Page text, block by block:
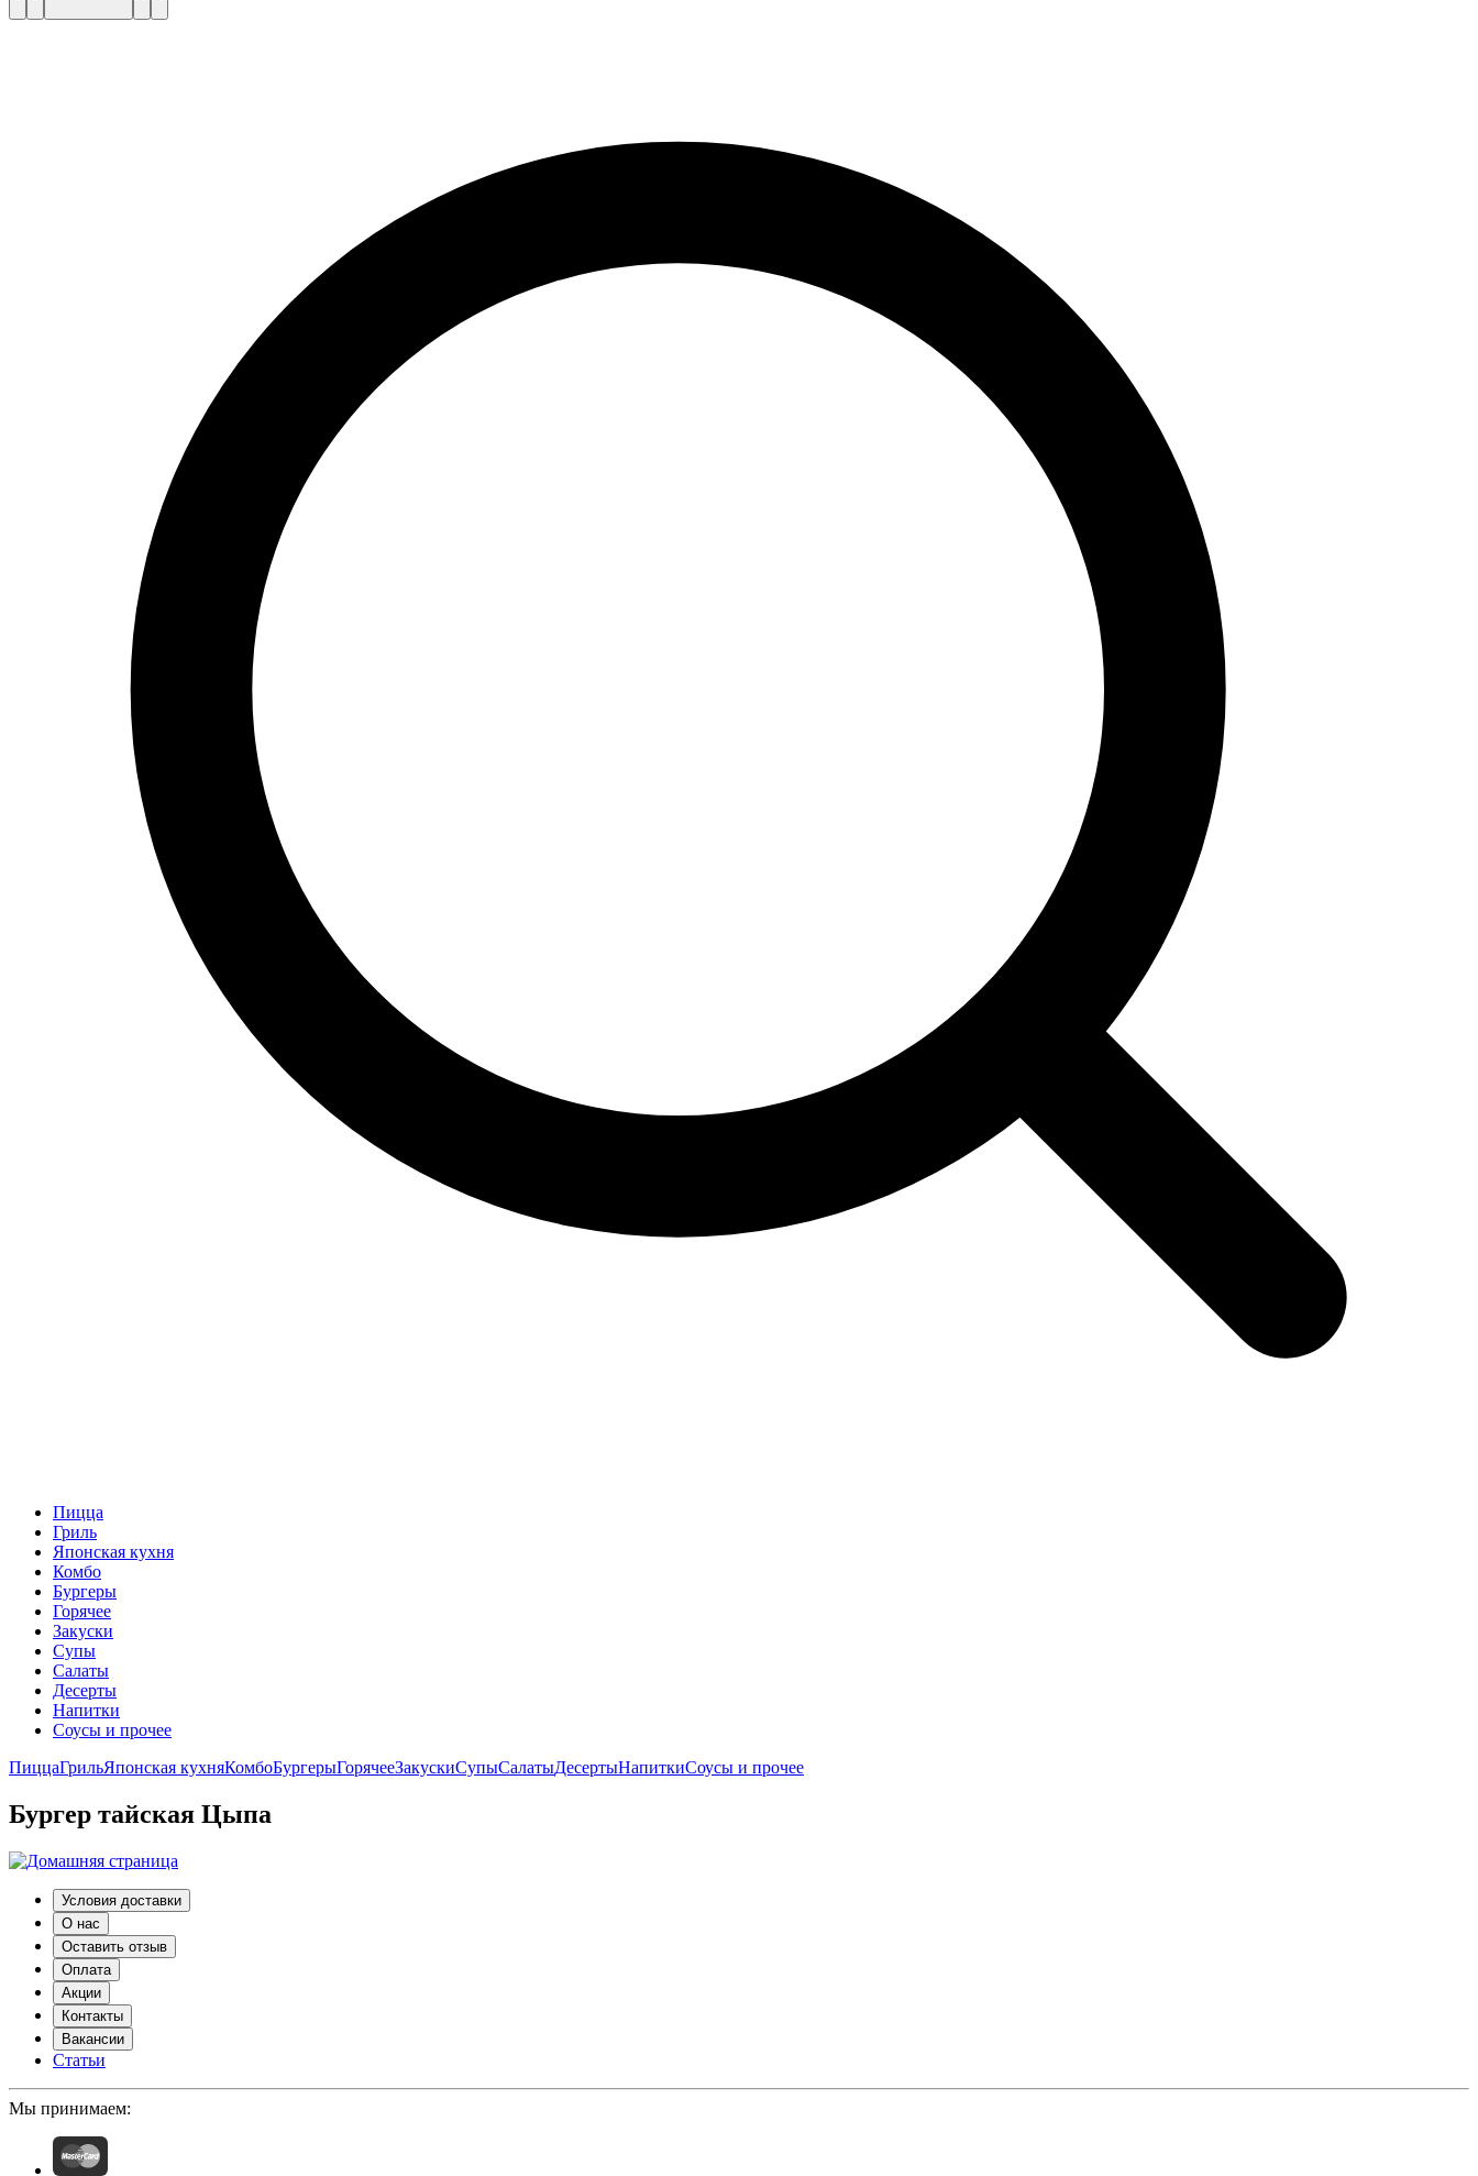
Пицца
Гриль
Японская кухня
Комбо
Бургеры
Горячее
Закуски
Супы
Салаты
Десерты
Напитки
Соусы и прочее
ПиццаГрильЯпонская кухняКомбоБургерыГорячееЗакускиСупыСалатыДесертыНапиткиСоусы и прочее
Бургер тайская Цыпа
Условия доставки
О нас
Оставить отзыв
Оплата
Акции
Контакты
Вакансии
Статьи
Мы принимаем: